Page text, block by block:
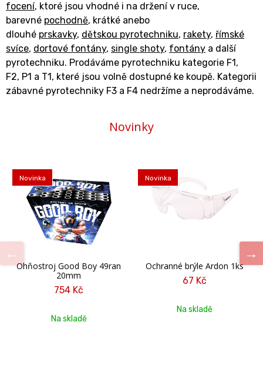
focení, ktoré jsou vhodné i na držení v ruce,
barevné pochodně, krátké anebo
dlouhé prskavky, dětskou pyrotechniku, rakety, římské
svíce, dortové fontány, single shoty, fontány a další
pyrotechniku. Prodáváme pyrotechniku kategorie F1,
F2, P1 a T1, které jsou volně dostupné ke koupě. Kategorii
zábavné pyrotechniky F3 a F4 nedržíme a neprodáváme.
Novinky
Novinka
Ohňostroj Good Boy 49ran
20mm
754 Kč
Na skladě
Novinka
Ochranné brýle Ardon 1ks
67 Kč
Na skladě